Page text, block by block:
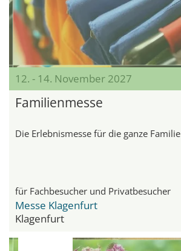
12. - 14. November 2027
Familienmesse
Die Erlebnismesse für die ganze Familie
für Fachbesucher und Privatbesucher
Messe Klagenfurt
Klagenfurt